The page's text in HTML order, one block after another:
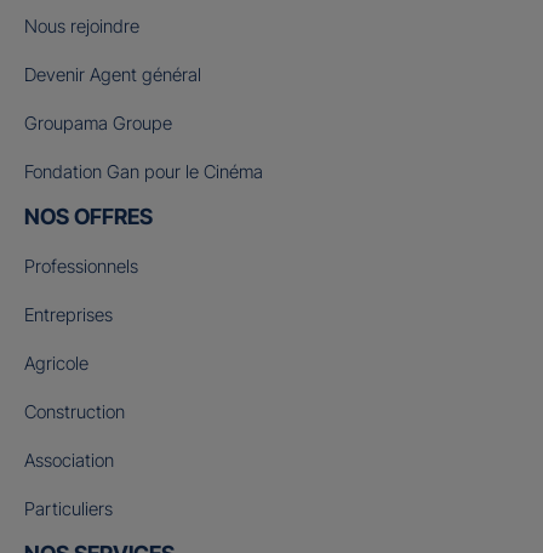
Nous rejoindre
Devenir Agent général
Groupama Groupe
Fondation Gan pour le Cinéma
NOS OFFRES
Professionnels
Entreprises
Agricole
Construction
Association
Particuliers